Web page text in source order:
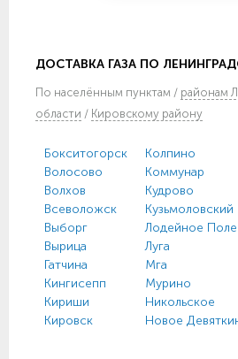
ДОСТАВКА ГАЗА ПО
По населённым пунктам / районам
области / Кировскому району
Бокситогорск
Волосово
Волхов
Всеволожск
Выборг
Вырица
Гатчина
Кингисепп
Кириши
Кировск
Колпино
Коммунар
Кудрово
Кузьмоловский
Лодейное Поле
Луга
Мга
Мурино
Никольское
Новое